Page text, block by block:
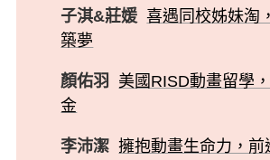
子淇&莊媛 喜遇同校姊妹淘
築夢
顏佑羽
美國RISD動畫留學
金
李沛潔 擁抱動畫生命力，前